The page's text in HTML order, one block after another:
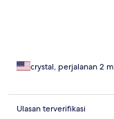
crystal, perjalanan 2
Ulasan terverifikasi